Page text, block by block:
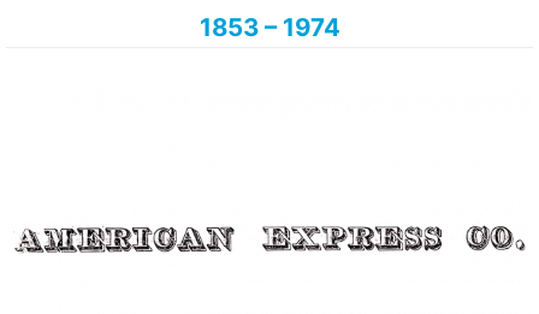
1853 – 1974